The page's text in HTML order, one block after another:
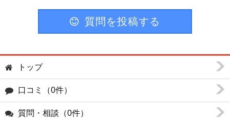
質問を投稿する
トップ
口コミ（0件）
質問・相談（0件）